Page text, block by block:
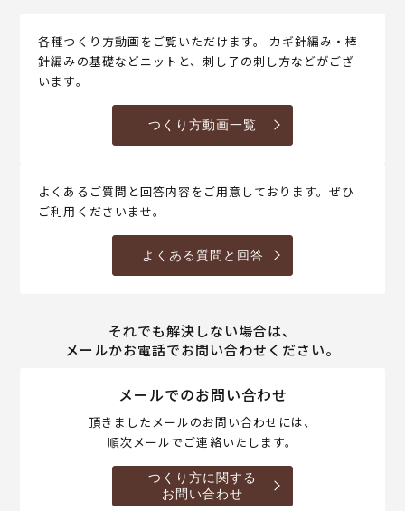
各種つくり方動画をご覧いただけます。 カギ針編み・棒
針編みの基礎などニットと、刺し子の刺し方などがござ
います。
つくり方動画一覧
よくあるご質問と回答内容をご用意しております。ぜひ
ご利用くださいませ。
よくある質問と回答
それでも解決しない場合は、
メールかお電話でお問い合わせください。
メールでのお問い合わせ
頂きましたメールのお問い合わせには、
順次メールでご連絡いたします。
つくり方に関する
お問い合わせ